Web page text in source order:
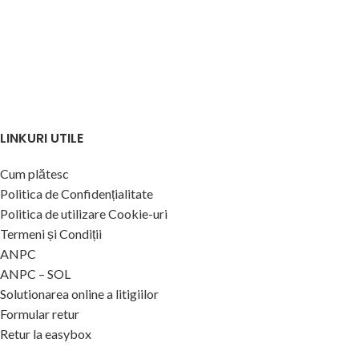
LINKURI UTILE
Cum plătesc
Politica de Confidențialitate
Politica de utilizare Cookie-uri
Termeni și Condiții
ANPC
ANPC – SOL
Solutionarea online a litigiilor
Formular retur
Retur la easybox